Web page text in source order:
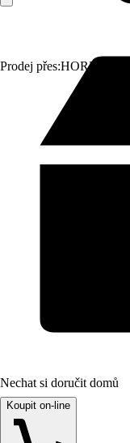
Prodej přes:HORNBACH
Nechat si doručit domů
Koupit on-line